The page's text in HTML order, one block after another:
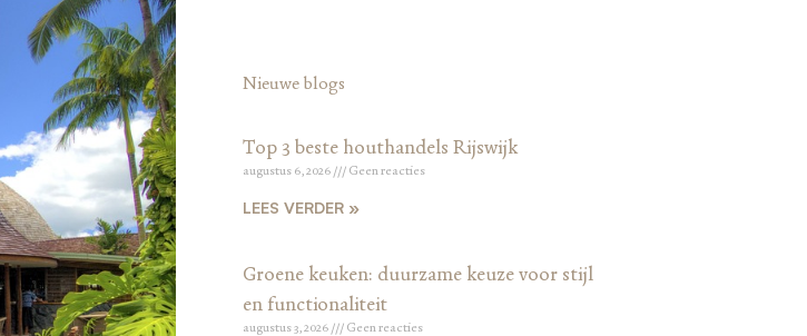
Nieuwe blogs
Top 3 beste houthandels Rijswijk
augustus 6, 2026 Geen reacties
LEES VERDER »
Groene keuken: duurzame keuze voor stijl
en functionaliteit
augustus 3, 2026 Geen reacties